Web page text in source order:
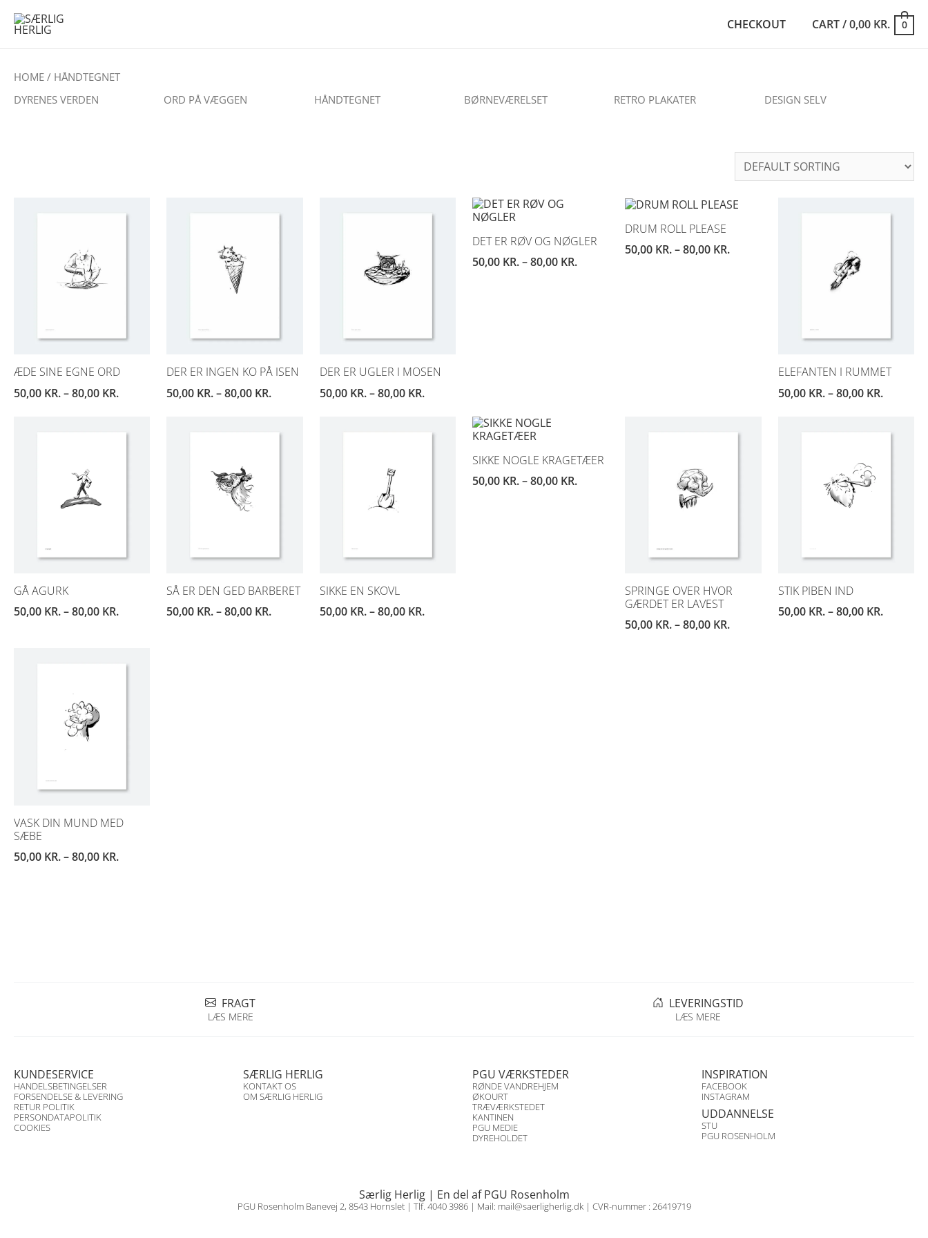
CONTENT
CHECKOUT CART/0,00 KR. 0
HOME / HÅNDTEGNET
DYRENES VERDEN
ORD PÅ VÆGGEN HÅNDTEGNET BØRNEVÆRELSET RETRO PLAKATER DESIGN SELV
ÆDE SINE EGNE ORD
50,00 KR.–80,00 KR.
DER ER INGEN KO PÅ ISEN
50,00 KR.–80,00 KR.
DER ER UGLER I MOSEN
50,00 KR.–80,00 KR.
DET ER RØV OG NØGLER
50,00 KR.–80,00 KR.
DRUM ROLL PLEASE
50,00 KR.–80,00 KR.
ELEFANTEN I RUMMET
50,00 KR.–80,00 KR.
GÅ AGURK
50,00 KR.–80,00 KR.
SÅ ER DEN GED BARBERET
50,00 KR.–80,00 KR.
SIKKE EN SKOVL
50,00 KR.–80,00 KR.
SIKKE NOGLE KRAGETÆER
50,00 KR.–80,00 KR.
SPRINGE OVER HVOR
GÆRDET ER LAVEST
50,00 KR.–80,00 KR.
STIK PIBEN IND
50,00 KR.–80,00 KR.
VASK DIN MUND MED
SÆBE
50,00 KR.–80,00 KR.
FRAGT
LÆS MERE
LEVERINGSTID
LÆS MERE
KUNDESERVICE
HANDELSBETINGELSER
FORSENDELSE & LEVERING
RETUR POLITIK
PERSONDATAPOLITIK
COOKIES
SÆRLIG HERLIG
KONTAKT OS
OM SÆRLIG HERLIG
PGU VÆRKSTEDER
RØNDE VANDREHJEM
ØKOURT
TRÆVÆRKSTEDET
KANTINEN
PGU MEDIE
DYREHOLDET
INSPIRATION
FACEBOOK
INSTAGRAM
UDDANNELSE
STU
PGU ROSENHOLM
Særlig Herlig | En del af PGU Rosenholm
PGU Rosenholm Banevej 2, 8543 Hornslet | Tlf. 4040 3986 | Mail: mail@saerligherlig.dk| CVR-nummer : 26419719